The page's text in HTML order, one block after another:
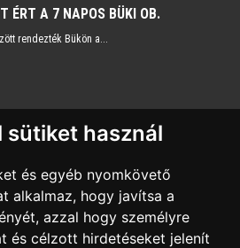
sütiket használ
és egyéb nyomkövető
alkalmaz, hogy javítsa a
azzal hogy személyre
és célzott hirdetéseket jelenít
ÉRT A 7 NAPOS BÜKI OB.
rendezték Bükön a...
H-P 8:00 - 16:00